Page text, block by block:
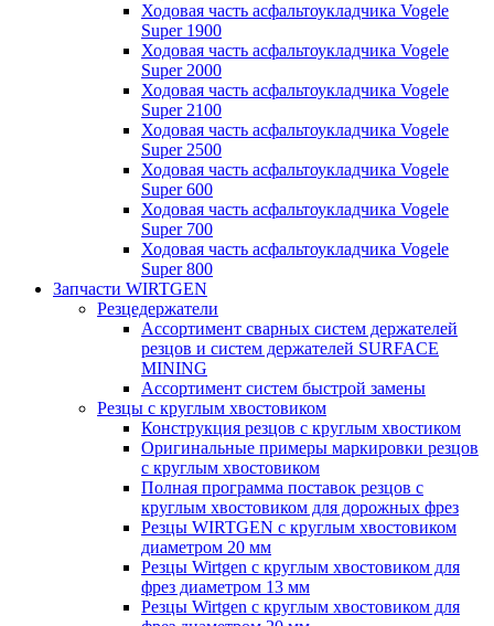
Ходовая часть асфальтоукладчика Vogele
Super 1900
Ходовая часть асфальтоукладчика Vogele
Super 2000
Ходовая часть асфальтоукладчика Vogele
Super 2100
Ходовая часть асфальтоукладчика Vogele
Super 2500
Ходовая часть асфальтоукладчика Vogele
Super 600
Ходовая часть асфальтоукладчика Vogele
Super 700
Ходовая часть асфальтоукладчика Vogele
Super 800
Запчасти WIRTGEN
Резцедержатели
Ассортимент сварных систем держателей
резцов и систем держателей SURFACE
MINING
Ассортимент систем быстрой замены
Резцы с круглым хвостовиком
Конструкция резцов с круглым хвостиком
Оригинальные примеры маркировки резцов
с круглым хвостовиком
Полная программа поставок резцов с
круглым хвостовиком для дорожных фрез
Резцы WIRTGEN с круглым хвостовиком
диаметром 20 мм
Резцы Wirtgen с круглым хвостовиком для
фрез диаметром 13 мм
Резцы Wirtgen с круглым хвостовиком для